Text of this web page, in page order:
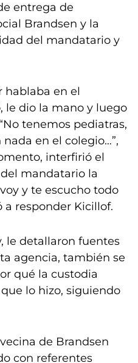
entrega de
Brandsen y la
del mandatario y
hablaba en el
le dio la mano y luego
tenemos pediatras,
en el colegio…”,
interfirió el
mandatario la
y te escucho todo
a responder Kicillof.
le detallaron fuentes
agencia, también se
qué la custodia
lo hizo, siguiendo
de Brandsen
con referentes